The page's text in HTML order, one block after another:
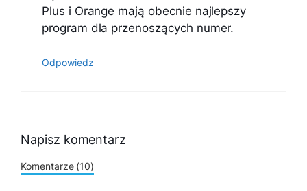
Plus i Orange mają obecnie najlepszy
program dla przenoszących numer.
Odpowiedz
Napisz komentarz
Komentarze (10)